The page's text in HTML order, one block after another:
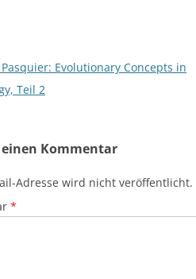
Pasquier: Evolutionary Concepts in
Teil 2
einen Kommentar
Adresse wird nicht veröffentlicht.
*